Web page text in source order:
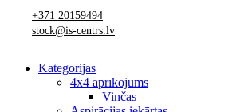
+371 20159494
stock@is-centrs.lv
Kategorijas
4x4 aprīkojums
Vinčas